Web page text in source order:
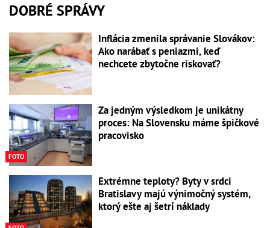
DOBRÉ SPRÁVY
Inflácia zmenila správanie Slovákov:
Ako narábať s peniazmi, keď
nechcete zbytočne riskovať?
FOTO
Za jedným výsledkom je unikátny
proces: Na Slovensku máme špičkové
pracovisko
Extrémne teploty? Byty v srdci
Bratislavy majú výnimočný systém,
ktorý ešte aj šetrí náklady